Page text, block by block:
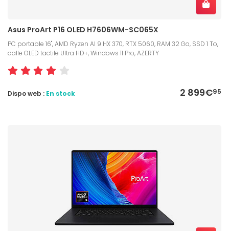
Asus ProArt P16 OLED H7606WM-SC065X
PC portable 16", AMD Ryzen AI 9 HX 370, RTX 5060, RAM 32 Go, SSD 1 To,
dalle OLED tactile Ultra HD+, Windows 11 Pro, AZERTY
2 899€95
Dispo web : En stock